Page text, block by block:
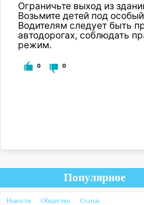
Ограничьте выход из
Возьмите детей под
Водителям следует быть
автодорогах, соблюдать
режим.
0 0
Популярное
Новости Общество
Статьи